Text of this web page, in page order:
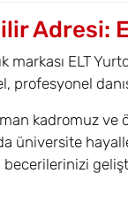
Adresi:
ELT
profesyonel
kadromuz ve
üniversite